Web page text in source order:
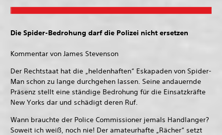
Die Spider-Bedrohung darf die Polizei nicht ersetzen
Kommentar von James Stevenson
Der Rechtstaat hat die „heldenhaften“ Eskapaden von Spider-
Man schon zu lange durchgehen lassen. Seine andauernde
Präsenz stellt eine ständige Bedrohung für die Einsatzkräfte
New Yorks dar und schädigt deren Ruf.
Wann brauchte der Police Commissioner jemals Handlanger?
Soweit ich weiß, noch nie! Der amateurhafte „Rächer“ setzt